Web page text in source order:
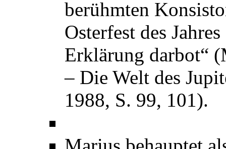
berühmten
Osterfest des
Erklärung darbot“
– Die Welt des
1988, S. 99, 101).